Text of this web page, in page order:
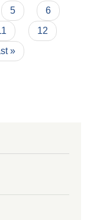
तथा निकाशी सम्बन्धी
5
6
12
»